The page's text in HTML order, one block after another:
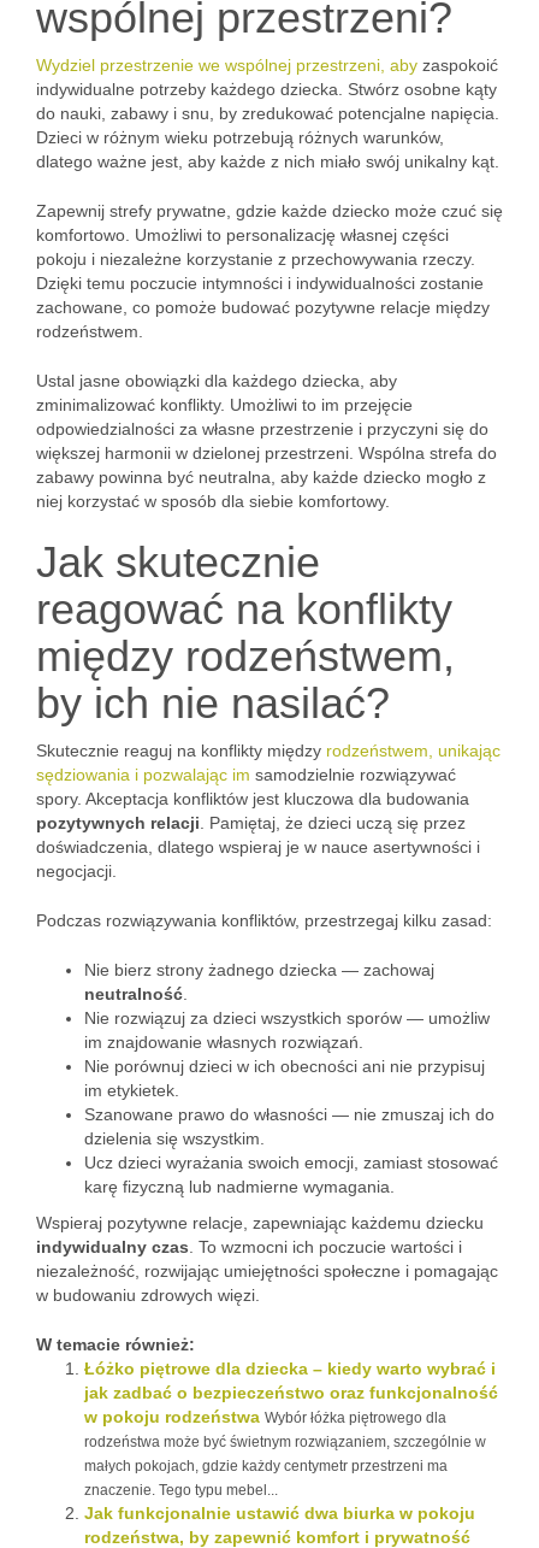
wspólnej przestrzeni?
Wydziel przestrzenie we wspólnej przestrzeni, aby zaspokoić
indywidualne potrzeby każdego dziecka. Stwórz osobne kąty
do nauki, zabawy i snu, by zredukować potencjalne napięcia.
Dzieci w różnym wieku potrzebują różnych warunków,
dlatego ważne jest, aby każde z nich miało swój unikalny kąt.
Zapewnij strefy prywatne, gdzie każde dziecko może czuć się
komfortowo. Umożliwi to personalizację własnej części
pokoju i niezależne korzystanie z przechowywania rzeczy.
Dzięki temu poczucie intymności i indywidualności zostanie
zachowane, co pomoże budować pozytywne relacje między
rodzeństwem.
Ustal jasne obowiązki dla każdego dziecka, aby
zminimalizować konflikty. Umożliwi to im przejęcie
odpowiedzialności za własne przestrzenie i przyczyni się do
większej harmonii w dzielonej przestrzeni. Wspólna strefa do
zabawy powinna być neutralna, aby każde dziecko mogło z
niej korzystać w sposób dla siebie komfortowy.
Jak skutecznie
reagować na konflikty
między rodzeństwem,
by ich nie nasilać?
Skutecznie reaguj na konflikty między rodzeństwem, unikając
sędziowania i pozwalając im samodzielnie rozwiązywać
spory. Akceptacja konfliktów jest kluczowa dla budowania
pozytywnych relacji . Pamiętaj, że dzieci uczą się przez
doświadczenia, dlatego wspieraj je w nauce asertywności i
negocjacji.
Podczas rozwiązywania konfliktów, przestrzegaj kilku zasad:
Nie bierz strony żadnego dziecka — zachowaj
neutralność
Nie rozwiązuj za dzieci wszystkich sporów — umożliw
im znajdowanie własnych rozwiązań.
Nie porównuj dzieci w ich obecności ani nie przypisuj
im etykietek.
Szanowane prawo do własności — nie zmuszaj ich do
dzielenia się wszystkim.
Ucz dzieci wyrażania swoich emocji, zamiast stosować
karę fizyczną lub nadmierne wymagania.
Wspieraj pozytywne relacje, zapewniając każdemu dziecku
indywidualny czas . To wzmocni ich poczucie wartości i
niezależność, rozwijając umiejętności społeczne i pomagając
w budowaniu zdrowych więzi.
W temacie również:
Łóżko piętrowe dla dziecka – kiedy warto wybrać i
jak zadbać o bezpieczeństwo oraz funkcjonalność
w pokoju rodzeństwa Wybór łóżka piętrowego dla
rodzeństwa może być świetnym rozwiązaniem, szczególnie w
małych pokojach, gdzie każdy centymetr przestrzeni ma
znaczenie. Tego typu mebel...
Jak funkcjonalnie ustawić dwa biurka w pokoju
rodzeństwa, by zapewnić komfort i prywatność